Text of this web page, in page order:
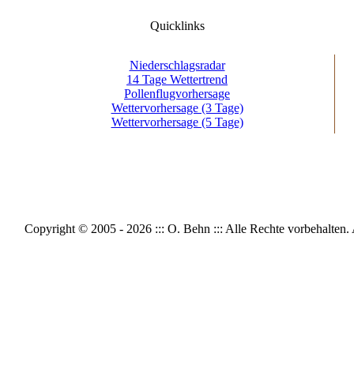
Quicklinks
Niederschlagsradar
14 Tage Wettertrend
Pollenflugvorhersage
Wettervorhersage (3 Tage)
Wettervorhersage (5 Tage)
Copyright © 2005 - 2026 ::: O. Behn ::: Alle Rechte